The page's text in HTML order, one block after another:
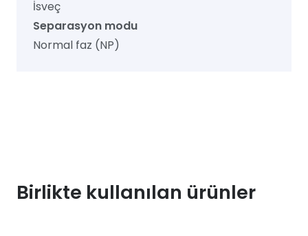
İsveç
Separasyon modu
Normal faz (NP)
Birlikte kullanılan ürünler